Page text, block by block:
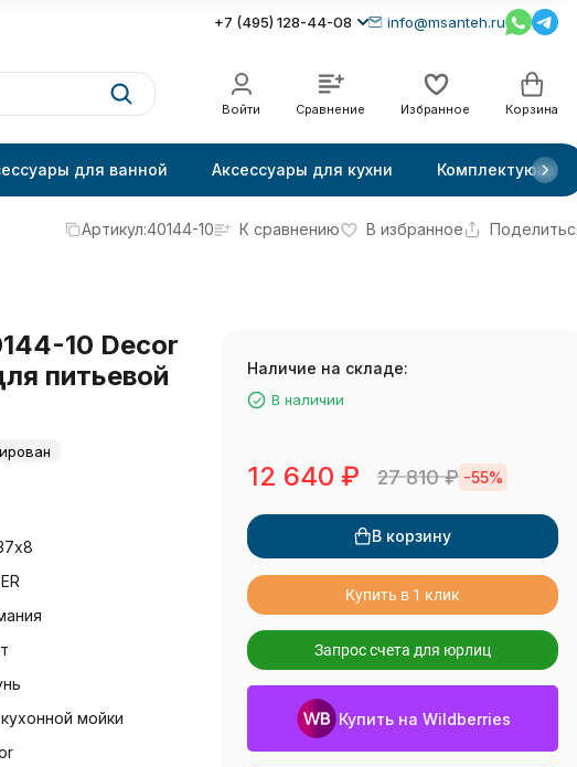
+7 (495) 128-44-08 info@msanteh.ru
Войти Сравнение Избранное Корзина
для ванной Аксессуары для кухни Комплектующие
Артикул:40144-10 К сравнению В избранное
10 Decor
питьевой
мойки
Наличие на складе:
В наличии
12 640 ₽ 27 810₽ -55%
В корзину
Купить в 1 клик
Запрос счета для юрлиц
Купить на Wildberries